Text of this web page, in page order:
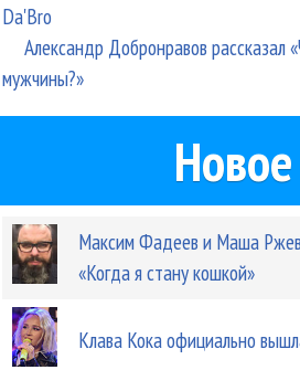
Da'Bro
Александр Добронравов рассказал
мужчины?»
Новое
Максим Фадеев и Маша
«Когда я стану кошкой»
Клава Кока официально